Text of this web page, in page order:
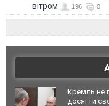
вітром
196 0
Кремль не
досягти